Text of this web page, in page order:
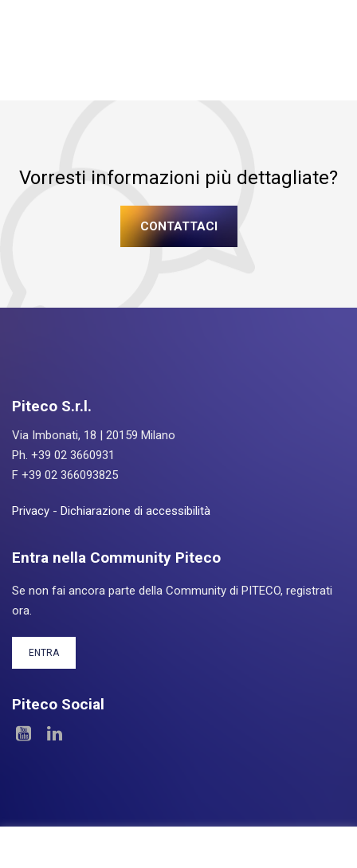
Vorresti informazioni più dettagliate?
CONTATTACI
Piteco S.r.l.
Via Imbonati, 18 | 20159 Milano
Ph. +39 02 3660931
F +39 02 366093825
Privacy - Dichiarazione di accessibilità
Entra nella Community Piteco
Se non fai ancora parte della Community di PITECO, registrati
ora.
ENTRA
Piteco Social